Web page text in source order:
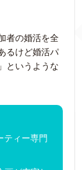
者の婚活を全
るけど婚活パ
というような
ティー専門